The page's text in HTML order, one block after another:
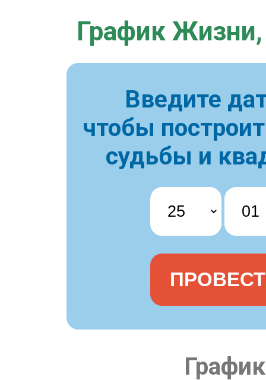
График Жизни,
Введите
чтобы
судьбы и